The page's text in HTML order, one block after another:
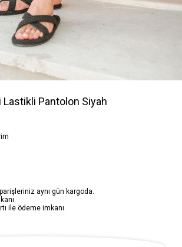
Lastikli Pantolon Siyah
aynı gün kargoda.
ile ödeme imkanı.